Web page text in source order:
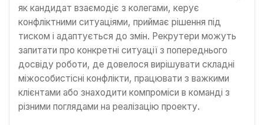
як кандидат взаємодіє з колегами, керує
конфліктними ситуаціями, приймає рішення під
тиском і адаптується до змін. Рекрутери можуть
запитати про конкретні ситуації з попереднього
досвіду роботи, де довелося вирішувати складні
міжособистісні конфлікти, працювати з важкими
клієнтами або знаходити компроміси в команді з
різними поглядами на реалізацію проекту.